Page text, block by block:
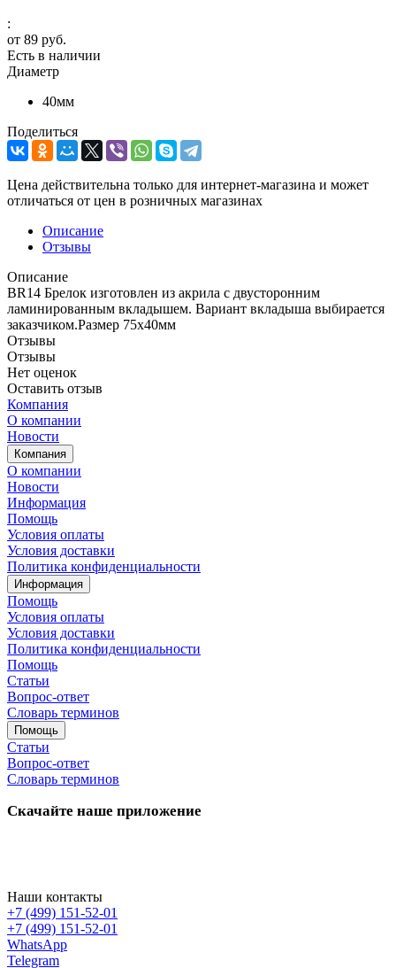
:
от 89 руб.
Есть в наличии
Диаметр
40мм
Поделиться
Цена действительна только для интернет-магазина и может
отличаться от цен в розничных магазинах
Описание
Отзывы
Описание
BR14 Брелок изготовлен из акрила с двусторонним
ламинированным вкладышем. Вариант вкладыша выбирается
заказчиком.Размер 75х40мм
Отзывы
Отзывы
Нет оценок
Оставить отзыв
Компания
О компании
Новости
Компания
О компании
Новости
Информация
Помощь
Условия оплаты
Условия доставки
Политика конфиденциальности
Информация
Помощь
Условия оплаты
Условия доставки
Политика конфиденциальности
Помощь
Статьи
Вопрос-ответ
Словарь терминов
Помощь
Статьи
Вопрос-ответ
Словарь терминов
Скачайте наше приложение
Наши контакты
+7 (499) 151-52-01
+7 (499) 151-52-01
WhatsApp
Telegram